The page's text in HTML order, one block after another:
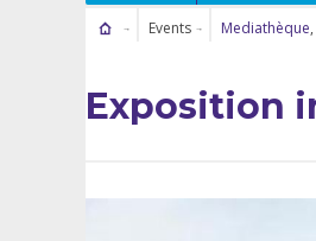
Events Mediathèque,
Exposition